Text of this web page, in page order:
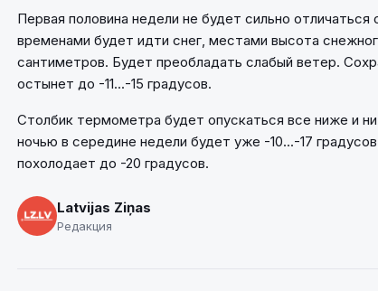
Первая половина недели не будет сильно
временами будет идти снег, местами высота
сантиметров. Будет преобладать слабый ветер.
остынет до -11...-15 градусов.
Столбик термометра будет опускаться все ниже и
ночью в середине недели будет уже -10...-17
похолодает до -20 градусов.
Latvijas Ziņas
Редакция